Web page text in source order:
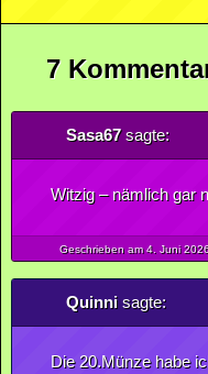
7
Sasa67sagte:
Witzig – nämlich gar
Geschrieben am 4. Juni
Quinnisagte:
Die 20.Münze habe